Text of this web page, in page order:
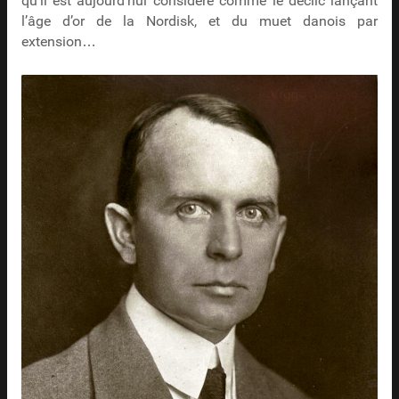
l’âge d’or de la Nordisk, et du muet danois par
extension…